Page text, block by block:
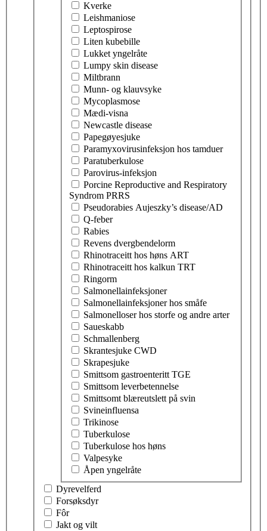
Kverke
Leishmaniose
Leptospirose
Liten kubebille
Lukket yngelråte
Lumpy skin disease
Miltbrann
Munn- og klauvsyke
Mycoplasmose
Mædi-visna
Newcastle disease
Papegøyesjuke
Paramyxovirusinfeksjon hos tamduer
Paratuberkulose
Parovirus-infeksjon
Porcine Reproductive and Respiratory
Syndrom PRRS
Pseudorabies Aujeszky’s disease/AD
Q-feber
Rabies
Revens dvergbendelorm
Rhinotraceitt hos høns ART
Rhinotraceitt hos kalkun TRT
Ringorm
Salmonellainfeksjoner
Salmonellainfeksjoner hos småfe
Salmonelloser hos storfe og andre arter
Saueskabb
Schmallenberg
Skrantesjuke CWD
Skrapesjuke
Smittsom gastroenteritt TGE
Smittsom leverbetennelse
Smittsomt blæreutslett på svin
Svineinfluensa
Trikinose
Tuberkulose
Tuberkulose hos høns
Valpesyke
Åpen yngelråte
Dyrevelferd
Forsøksdyr
Fôr
Jakt og vilt